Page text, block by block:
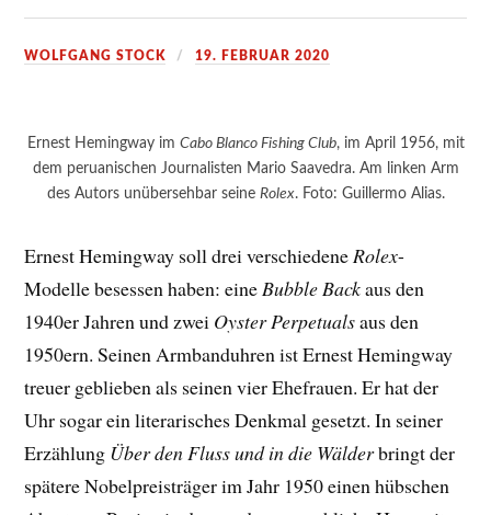
WOLFGANG STOCK 19. FEBRUAR 2020
Ernest Hemingway im Cabo Blanco Fishing Club, im April 1956, mit
dem peruanischen Journalisten Mario Saavedra. Am linken Arm
des Autors unübersehbar seine Rolex. Foto: Guillermo Alias.
Ernest Hemingway soll drei verschiedeneRolex-
Modelle besessen haben: eineBubble Backaus den
1940er Jahren und zwei Oyster Perpetualsaus den
1950ern. Seinen Armbanduhren ist Ernest Hemingway
treuer geblieben als seinen vier Ehefrauen. Er hat der
Uhr sogar ein literarisches Denkmal gesetzt. In seiner
Erzählung Über den Fluss und in die Wälderbringt der
spätere Nobelpreisträger im Jahr 1950 einen hübschen